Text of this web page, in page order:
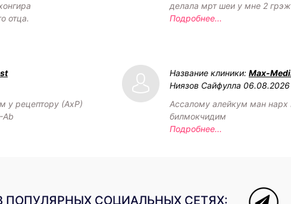
отца.
делала мрт шеи у мне 2
Подробнее...
у рецептору (АхР)
Ab
Название клиники: Max-
Ниязов Сайфулла
Ассалому алейкум ман нарх
билмокчидим
Подробнее...
ПОПУЛЯРНЫХ СОЦИАЛЬНЫХ СЕТЯХ: